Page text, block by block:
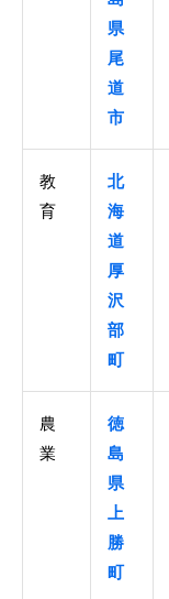
県
尾
道
市
教
育
北
海
道
厚
沢
部
町
農
業
徳
島
県
上
勝
町